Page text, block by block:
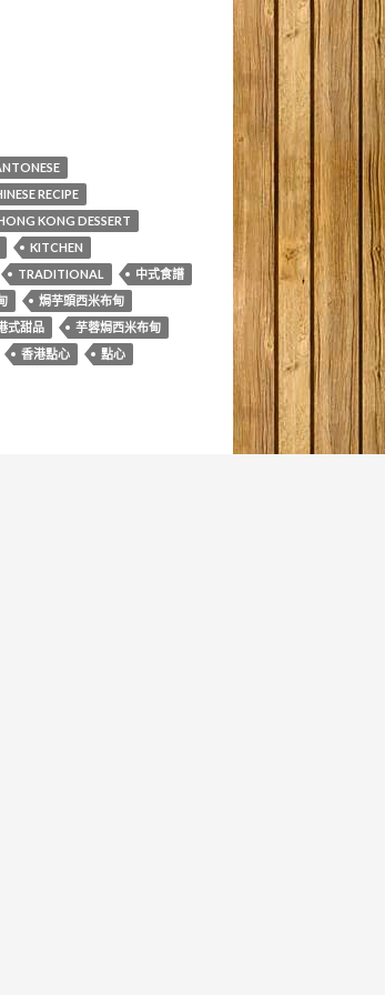
RECIPE
KONG DESSERT
KITCHEN
TRADITIONAL
中式食譜
焗芋頭西米布甸
式甜品
芋蓉焗西米布甸
香港點心 點心